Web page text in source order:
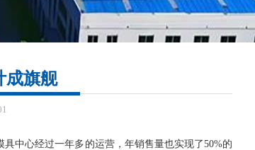
成旗舰
中心经过一年多的运营，年销售量也实现了50%的